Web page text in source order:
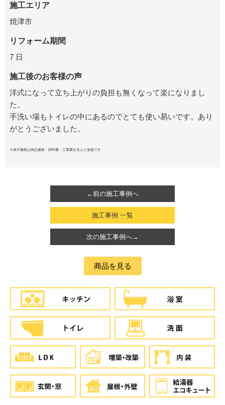
施工エリア
焼津市
リフォーム期間
7 日
施工後のお客様の声
洋式になって立ち上がりの負担も無くなって楽になりまし
た。
手洗い場もトイレの中にあるのでとても使い易いです。 あり
がとうございました。
※表示価格は商品価格・材料費・工事費を含んだ金額です
←前の施工事例へ
施工事例 一覧
次の施工事例へ→
商品を見る